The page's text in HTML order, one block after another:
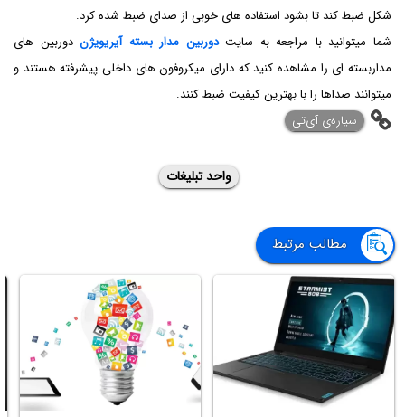
شکل ضبط کند تا بشود استفاده های خوبی از صدای ضبط شده کرد.
شما میتوانید با مراجعه به سایتدوربین مدار بسته آیریویژندوربین های
مداربسته ای را مشاهده کنید که دارای میکروفون های داخلی پیشرفته هستند و
میتوانند صداها را با بهترین کیفیت ضبط کنند.
‌سیاره‌ی آی‌تی
واحد تبلیغات
مطالب مرتبط